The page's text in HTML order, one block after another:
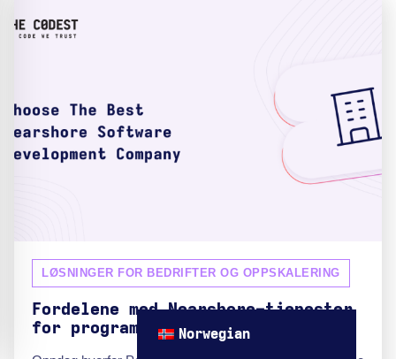
LØSNINGER FOR BEDRIFTER OG OPPSKALERING
Fordelene med Nearshore-tjenester
for programvareutvikling
Norwegian